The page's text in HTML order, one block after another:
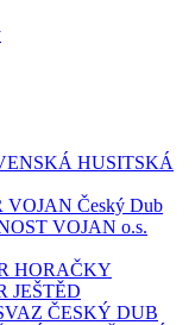
HUSITSKÁ
Český Dub
VOJAN o.s.
HORAČKY
JEŠTĚD
ČESKÝ DUB